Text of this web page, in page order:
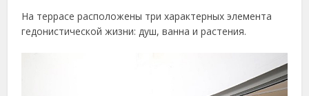
На террасе расположены три характерных элемента
гедонистической жизни: душ, ванна и растения.